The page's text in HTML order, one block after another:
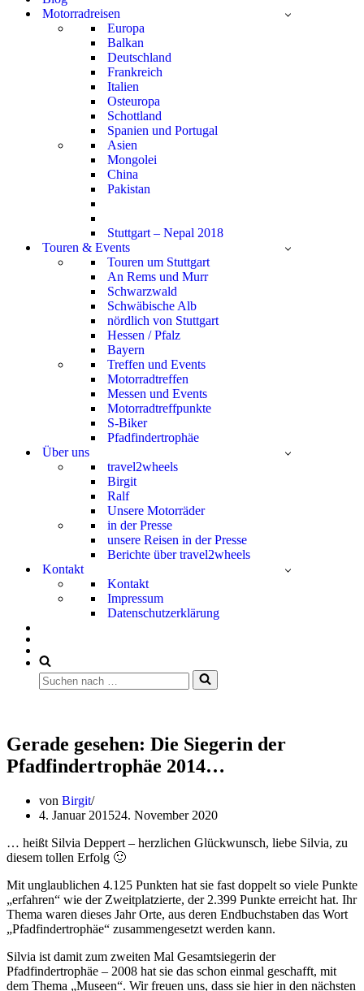
Motorradreisen
Europa
Balkan
Deutschland
Frankreich
Italien
Osteuropa
Schottland
Spanien und Portugal
Asien
Mongolei
China
Pakistan
Stuttgart – Nepal 2018
Touren & Events
Touren um Stuttgart
An Rems und Murr
Schwarzwald
Schwäbische Alb
nördlich von Stuttgart
Hessen / Pfalz
Bayern
Treffen und Events
Motorradtreffen
Messen und Events
Motorradtreffpunkte
S-Biker
Pfadfindertrophäe
Über uns
travel2wheels
Birgit
Ralf
Unsere Motorräder
in der Presse
unsere Reisen in der Presse
Berichte über travel2wheels
Kontakt
Kontakt
Impressum
Datenschutzerklärung
Suchen
nach …
Gerade gesehen: Die Siegerin der
Pfadfindertrophäe 2014…
von Birgit
4. Januar 201524. November 2020
… heißt Silvia Deppert – herzlichen Glückwunsch, liebe Silvia, zu
diesem tollen Erfolg 🙂
Mit unglaublichen 4.125 Punkten hat sie fast doppelt so viele Punkte
„erfahren“ wie der Zweitplatzierte, der 2.399 Punkte erreicht hat. Ihr
Thema waren dieses Jahr Orte, aus deren Endbuchstaben das Wort
„Pfadfindertrophäe“ zusammengesetzt werden kann.
Silvia ist damit zum zweiten Mal Gesamtsiegerin der
Pfadfindertrophäe – 2008 hat sie das schon einmal geschafft, mit
dem Thema „Museen“. Wir freuen uns, dass sie hier in den nächsten